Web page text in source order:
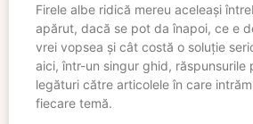
Firele albe ridică mereu aceleași
apărut, dacă se pot da înapoi, ce e
vrei vopsea și cât costă o soluție
aici, într-un singur ghid, răspunsurile
legături către articolele în care
fiecare temă.